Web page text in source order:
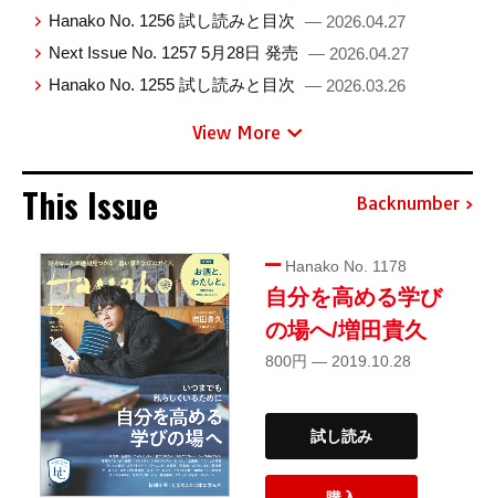
Hanako No. 1256 試し読みと目次 — 2026.04.27
Next Issue No. 1257 5月28日 発売 — 2026.04.27
Hanako No. 1255 試し読みと目次 — 2026.03.26
View More
This Issue Backnumber
Hanako No. 1178
自分を高める学び
の場へ/増田貴久
800円 — 2019.10.28
試し読み